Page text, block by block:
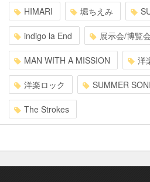
HIMARI 堀ちえみ
indigo la End 展示会/博覧
MAN WITH A MISSION 洋
洋楽ロック SUMMER
The Strokes